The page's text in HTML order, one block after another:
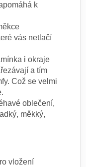
k
vás netlačí
i okraje
a tím
Což se velmi
oblečení,
měkký,
vložení